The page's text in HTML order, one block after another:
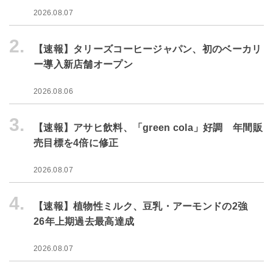
2026.08.07
2.
【速報】タリーズコーヒージャパン、初のベーカリ
ー導入新店舗オープン
2026.08.06
3.
【速報】アサヒ飲料、「green cola」好調 年間販
売目標を4倍に修正
2026.08.07
4.
【速報】植物性ミルク、豆乳・アーモンドの2強
26年上期過去最高達成
2026.08.07